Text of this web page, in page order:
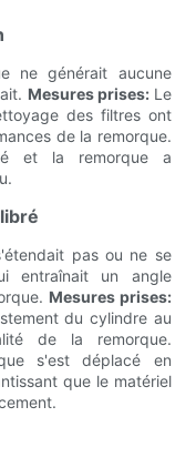
ne générait aucune
Mesures prises: Le
des filtres ont
de la remorque.
et la remorque a
pas ou ne se
entraînait un angle
Mesures prises:
du cylindre au
de la remorque.
s'est déplacé en
que le matériel